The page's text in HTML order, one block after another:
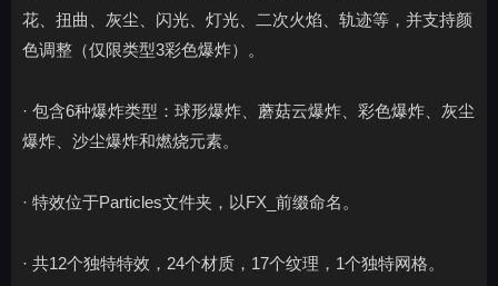
花、扭曲、灰尘、闪光、灯光、二次火焰、轨迹等，并支持颜
色调整（仅限类型3彩色爆炸）。
· 包含6种爆炸类型：球形爆炸、蘑菇云爆炸、彩色爆炸、灰尘
爆炸、沙尘爆炸和燃烧元素。
· 特效位于Particles文件夹，以FX_前缀命名。
· 共12个独特特效，24个材质，17个纹理，1个独特网格。